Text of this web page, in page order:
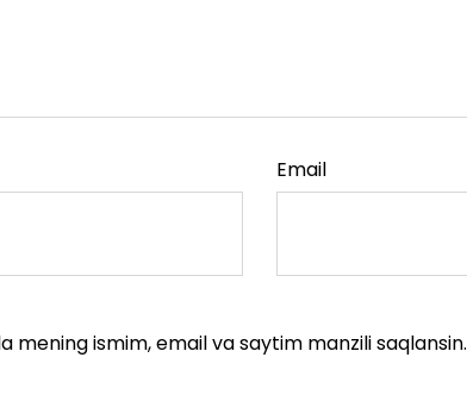
Email
ismim, email va saytim manzili saqlansin.